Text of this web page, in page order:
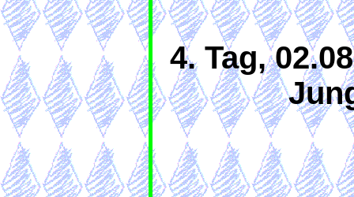
4. Tag,